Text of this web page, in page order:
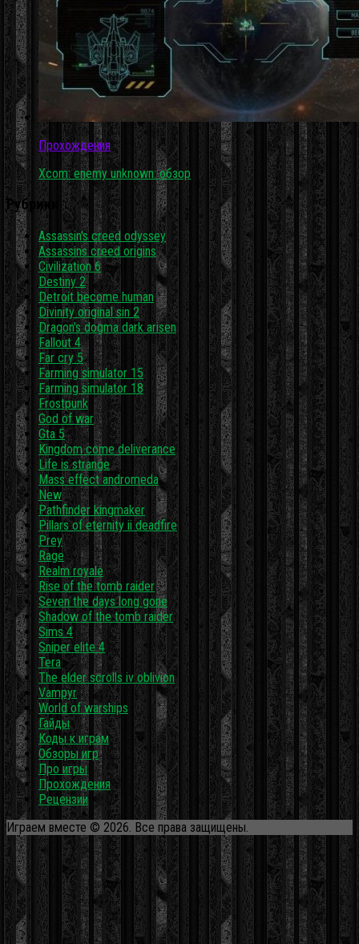
Прохождения
Xcom: enemy unknown: обзор
Рубрики
Assassin's creed odyssey
Assassins creed origins
Civilization 6
Destiny 2
Detroit become human
Divinity original sin 2
Dragon's dogma dark arisen
Fallout 4
Far cry 5
Farming simulator 15
Farming simulator 18
Frostpunk
God of war
Gta 5
Kingdom come deliverance
Life is strange
Mass effect andromeda
New
Pathfinder kingmaker
Pillars of eternity ii deadfire
Prey
Rage
Realm royale
Rise of the tomb raider
Seven the days long gone
Shadow of the tomb raider
Sims 4
Sniper elite 4
Tera
The elder scrolls iv oblivion
Vampyr
World of warships
Гайды
Коды к играм
Обзоры игр
Про игры
Прохождения
Рецензии
Играем вместе © 2026. Все права защищены.